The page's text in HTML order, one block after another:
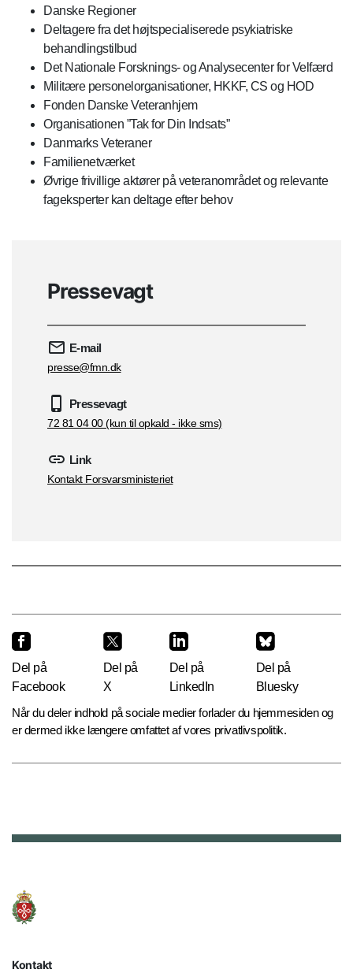
Danske Regioner
Deltagere fra det højtspecialiserede psykiatriske
behandlingstilbud
Det Nationale Forsknings- og Analysecenter for Velfærd
Militære personelorganisationer, HKKF, CS og HOD
Fonden Danske Veteranhjem
Organisationen ”Tak for Din Indsats”
Danmarks Veteraner
Familienetværket
Øvrige frivillige aktører på veteranområdet og relevante
fageksperter kan deltage efter behov
Pressevagt
E-mail
presse@fmn.dk
Pressevagt
72 81 04 00 (kun til opkald - ikke sms)
Link
Kontakt Forsvarsministeriet
Del på
Facebook
Del på
X
Del på
LinkedIn
Del på
Bluesky
Når du deler indhold på sociale medier forlader du hjemmesiden og
er dermed ikke længere omfattet af vores privatlivspolitik.
Kontakt